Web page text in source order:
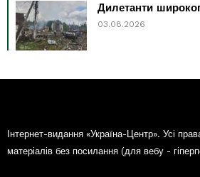
Дилетанти
03.08.2026
Інтернет-видання «Україна-Центр». Усі
матеріалів без посилання (для вебу -